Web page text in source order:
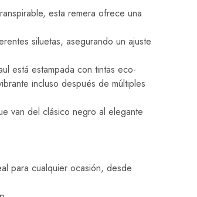
esta remera ofrece una
siluetas, asegurando un ajuste
está estampada con tintas eco-
incluso después de múltiples
van del clásico negro al elegante
para cualquier ocasión, desde